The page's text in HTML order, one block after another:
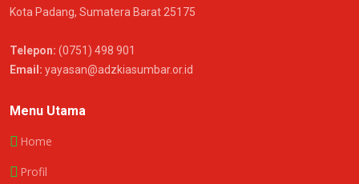
Kota Padang, Sumatera Barat 25175
Telepon: (0751) 498 901
Email: yayasan@adzkiasumbar.or.id
Menu Utama
Home
Profil